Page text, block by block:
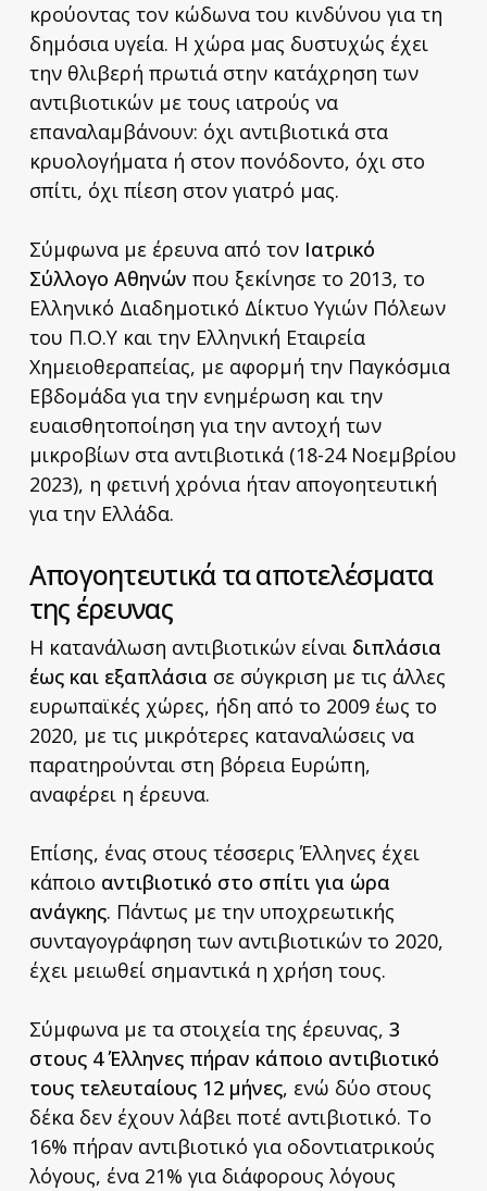
κρούοντας τον κώδωνα του κινδύνου για τη
δημόσια υγεία. Η χώρα μας δυστυχώς έχει
την θλιβερή πρωτιά στην κατάχρηση των
αντιβιοτικών με τους ιατρούς να
επαναλαμβάνουν: όχι αντιβιοτικά στα
κρυολογήματα ή στον πονόδοντο, όχι στο
σπίτι, όχι πίεση στον γιατρό μας.
Σύμφωνα με έρευνα από τον Ιατρικό
Σύλλογο Αθηνών που ξεκίνησε το 2013, το
Ελληνικό Διαδημοτικό Δίκτυο Υγιών Πόλεων
του Π.Ο.Υ και την Ελληνική Εταιρεία
Χημειοθεραπείας, με αφορμή την Παγκόσμια
Εβδομάδα για την ενημέρωση και την
ευαισθητοποίηση για την αντοχή των
μικροβίων στα αντιβιοτικά (18-24 Νοεμβρίου
2023), η φετινή χρόνια ήταν απογοητευτική
για την Ελλάδα.
Απογοητευτικά τα αποτελέσματα
της έρευνας
Η κατανάλωση αντιβιοτικών είναι διπλάσια
έως και εξαπλάσια σε σύγκριση με τις άλλες
ευρωπαϊκές χώρες, ήδη από το 2009 έως το
2020, με τις μικρότερες καταναλώσεις να
παρατηρούνται στη βόρεια Ευρώπη,
αναφέρει η έρευνα.
Επίσης, ένας στους τέσσερις Έλληνες έχει
κάποιο αντιβιοτικό στο σπίτι για ώρα
ανάγκης. Πάντως με την υποχρεωτικής
συνταγογράφηση των αντιβιοτικών το 2020,
έχει μειωθεί σημαντικά η χρήση τους.
Σύμφωνα με τα στοιχεία της έρευνας, 3
στους 4 Έλληνες πήραν κάποιο αντιβιοτικό
τους τελευταίους 12 μήνες, ενώ δύο στους
δέκα δεν έχουν λάβει ποτέ αντιβιοτικό. Το
16% πήραν αντιβιοτικό για οδοντιατρικούς
λόγους, ένα 21% για διάφορους λόγους